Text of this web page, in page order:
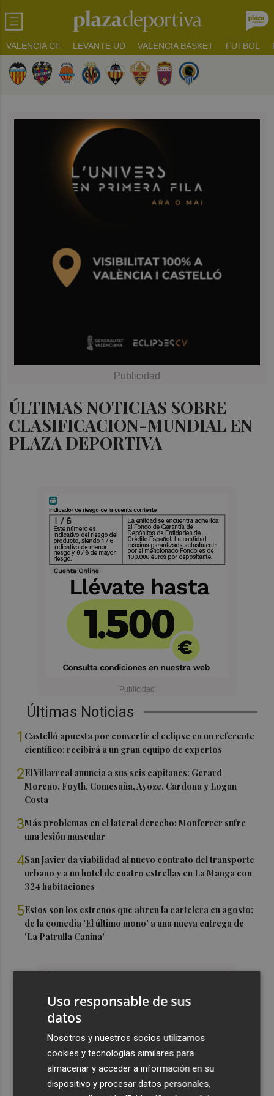
VALENCIA CF LEVANTE UD VALENCIA BASKET FUTBOL
ÚLTIMAS NOTICIAS SOBRE
CLASIFICACION-MUNDIAL EN
PLAZA DEPORTIVA
Últimas Noticias
1 Castelló apuesta por convertir el eclipse en un referente
científico: recibirá a un gran equipo de expertos
2El Villarreal anuncia a sus seis capitanes: Gerard
Moreno, Foyth, Comesaña, Ayoze, Cardona y Logan
Costa
3Más problemas en el lateral derecho: Monferrer sufre
una lesión muscular
4San Javier da viabilidad al nuevo contrato del transporte
urbano y a un hotel de cuatro estrellas en La Manga con
324 habitaciones
5Estos son los estrenos que abren la cartelera en agosto:
de la comedia 'El último mono' a una nueva entrega de
'La Patrulla Canina'
Uso responsable de sus
datos
Nosotros y nuestros socios utilizamos
cookies y tecnologías similares para
almacenar y acceder a información en su
dispositivo y procesar datos personales,